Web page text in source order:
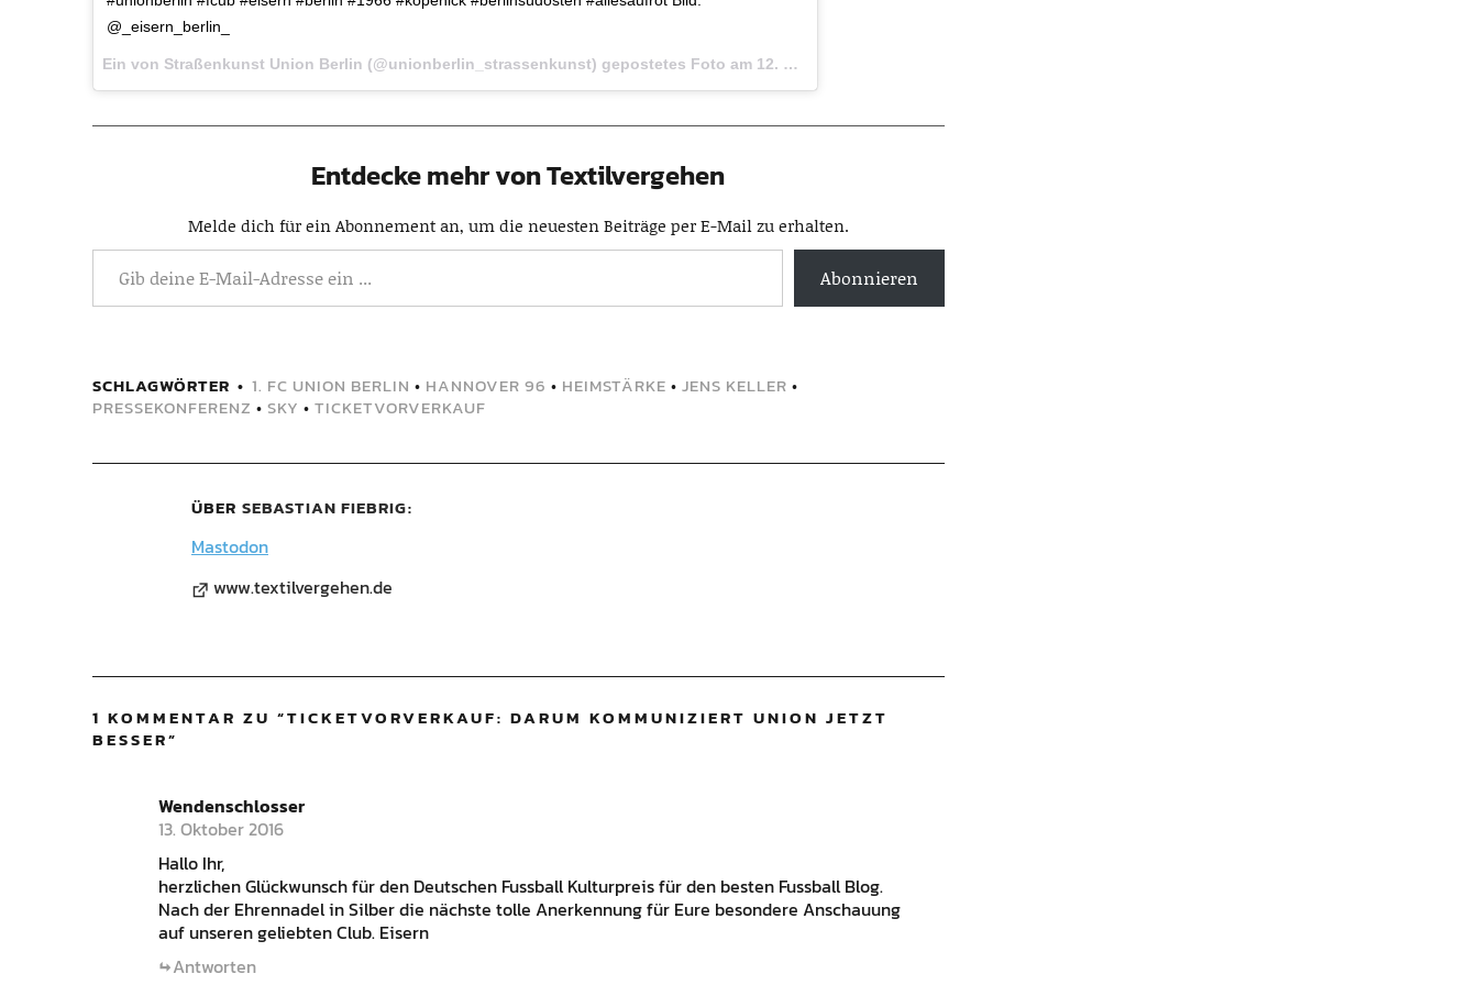
@_eisern_berlin_
Ein von Straßenkunst Union Berlin (@unionberlin_strassenkunst) gepostetes Foto am 12. Okt 2016 um 12:42 Uhr
Entdecke mehr von Textilvergehen
Melde dich für ein Abonnement an, um die neuesten Beiträge per E-Mail zu erhalten.
Abonnieren
SCHLAGWÖRTER 1. FC UNION BERLIN • HANNOVER 96 • HEIMSTÄRKE • JENS KELLER •
PRESSEKONFERENZ • SKY • TICKETVORVERKAUF
ÜBER SEBASTIAN FIEBRIG
Mastodon
www.textilvergehen.de
1 KOMMENTAR ZU “TICKETVORVERKAUF: DARUM KOMMUNIZIERT UNION JETZT
BESSER”
Wendenschlosser
13. Oktober 2016
Hallo Ihr,
herzlichen Glückwunsch für den Deutschen Fussball Kulturpreis für den besten Fussball Blog.
Nach der Ehrennadel in Silber die nächste tolle Anerkennung für Eure besondere Anschauung
auf unseren geliebten Club. Eisern
Antworten